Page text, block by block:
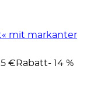
mit markanter
€ Rabatt- 14 %